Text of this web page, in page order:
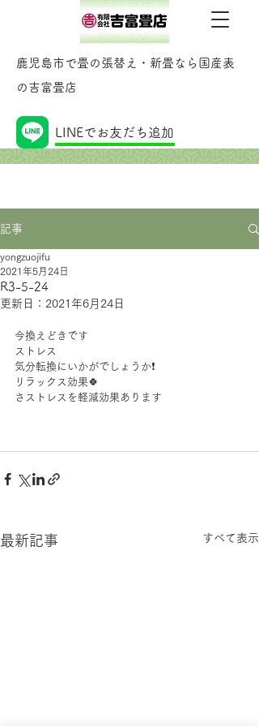
鹿児島市で畳の張替え・新畳なら国産表
の吉富畳店
LINEでお友だち追加
記事
記事
R3-5-24
yongzuojifu
2021年5月24日
更新日： 2021年6月24日
今換えどきです
ストレス
気分転換にいかがでしょうか❗
リラックス効果🍀
さストレスを軽減効果あります
最新記事 すべて表示